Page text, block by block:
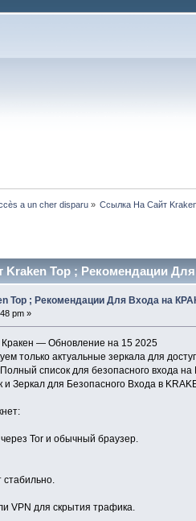
a un cher disparu » Ссылка На Сайт
Kraken Тор ; Рекомендации
Тор ; Рекомендации Для Входа на
pm »
— Обновление на 15 2025
только актуальные зеркала для
список для безопасного входа на
Зеркал для Безопасного Входа в
Tor и обычный браузер.
VPN для скрытия трафика.